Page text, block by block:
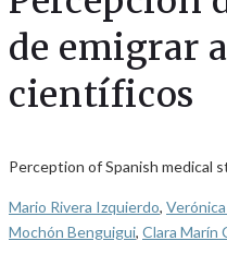
de emigrar
científicos
Perception of Spanish medical
Mario Rivera Izquierdo,
Mochón Benguigui, Clara Marín